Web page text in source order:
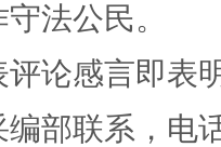
法公民。
论感言即表
部联系，电